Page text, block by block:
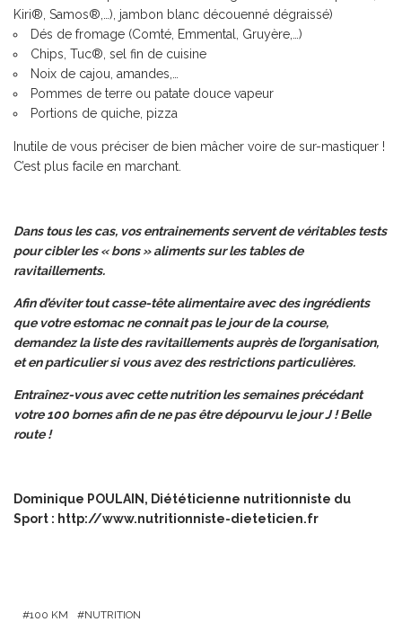
Kiri®, Samos®,…), jambon blanc découenné dégraissé)
Dés de fromage (Comté, Emmental, Gruyère,…)
Chips, Tuc®, sel fin de cuisine
Noix de cajou, amandes,…
Pommes de terre ou patate douce vapeur
Portions de quiche, pizza
Inutile de vous préciser de bien mâcher voire de sur-mastiquer !
C’est plus facile en marchant.
Dans tous les cas, vos entrainements servent de véritables tests
pour cibler les « bons » aliments sur les tables de
ravitaillements.
Afin d’éviter tout casse-tête alimentaire avec des ingrédients
que votre estomac ne connait pas le jour de la course,
demandez la liste des ravitaillements auprès de l’organisation,
et en particulier si vous avez des restrictions particulières.
Entraînez-vous avec cette nutrition les semaines précédant
votre 100 bornes afin de ne pas être dépourvu le jour J ! Belle
route !
Dominique POULAIN, Diététicienne nutritionniste du
Sport : http://www.nutritionniste-dieteticien.fr
100 KM NUTRITION